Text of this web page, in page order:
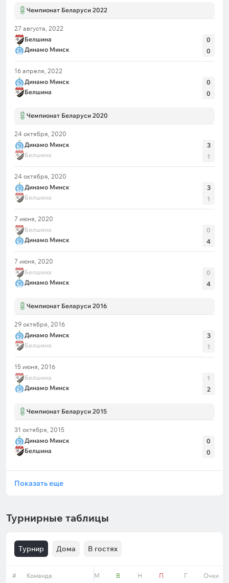
Чемпионат Беларуси 2022
27 августа, 2022
Белшина
Динамо Минск
0
0
16 апреля, 2022
Динамо Минск
Белшина
0
0
Чемпионат Беларуси 2020
24 октября, 2020
Динамо Минск
Белшина
3
1
24 октября, 2020
Динамо Минск
Белшина
3
1
7 июня, 2020
Белшина
Динамо Минск
0
4
7 июня, 2020
Белшина
Динамо Минск
0
4
Чемпионат Беларуси 2016
29 октября, 2016
Динамо Минск
Белшина
3
1
15 июня, 2016
Белшина
Динамо Минск
1
2
Чемпионат Беларуси 2015
31 октября, 2015
Динамо Минск
Белшина
0
0
Показать еще
Турнирные таблицы
Турнир Дома В гостях
# Команда М В Н П Г Очки